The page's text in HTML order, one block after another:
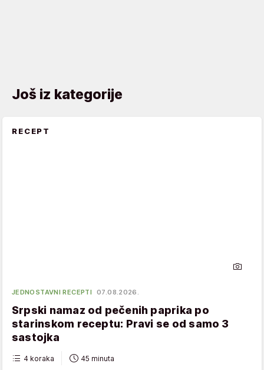
Još iz kategorije
RECEPT
JEDNOSTAVNI RECEPTI 07.08.2026.
Srpski namaz od pečenih paprika po
starinskom receptu: Pravi se od samo 3
sastojka
4 koraka 45 minuta